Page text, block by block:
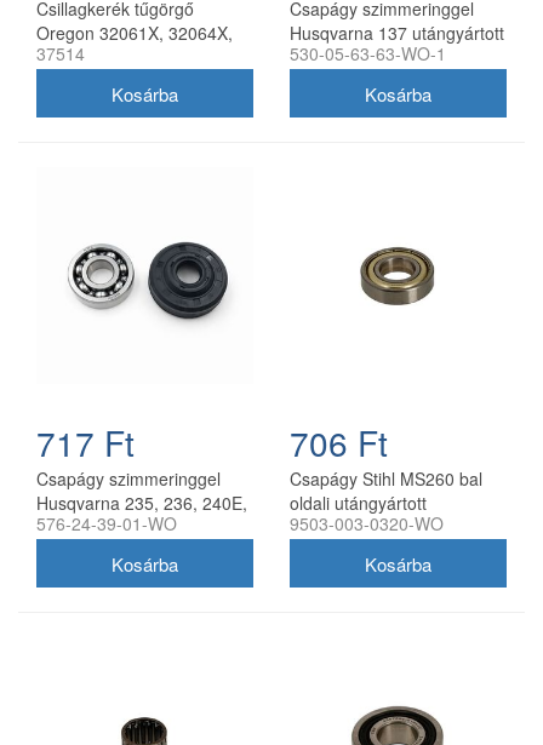
Csillagkerék tűgörgő
Oregon 32061X, 32064X,
509604X,
37514
Csapágy szimmeringgel
Husqvarna 137 utángyártott
530-05-63-63-WO-1
717 Ft
Csapágy szimmeringgel
Husqvarna 235, 236, 240E,
CS340, CS380
576-24-39-01-WO
706 Ft
Csapágy Stihl MS260 bal
oldali utángyártott
9503-003-0320-WO